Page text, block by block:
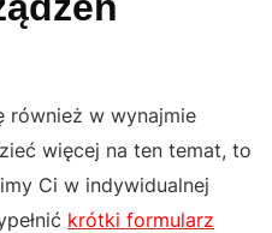
również w wynajmie
więcej na ten temat, to
Ci w indywidualnej
krótki formularz